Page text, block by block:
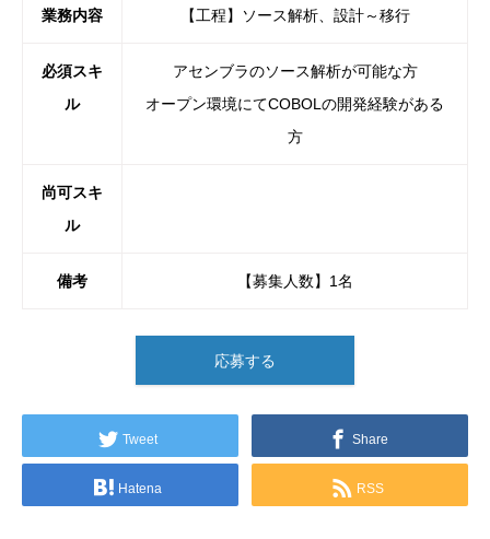
業務内容 【工程】ソース解析、設計～移行
必須スキ
ル
アセンブラのソース解析が可能な方
オープン環境にてCOBOLの開発経験がある
方
尚可スキ
ル
備考 【募集人数】1名
応募する
Tweet Share
Hatena RSS